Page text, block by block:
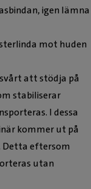
igen lämna
mot huden
att stödja på
stabiliserar
I dessa
kommer ut på
eftersom
utan